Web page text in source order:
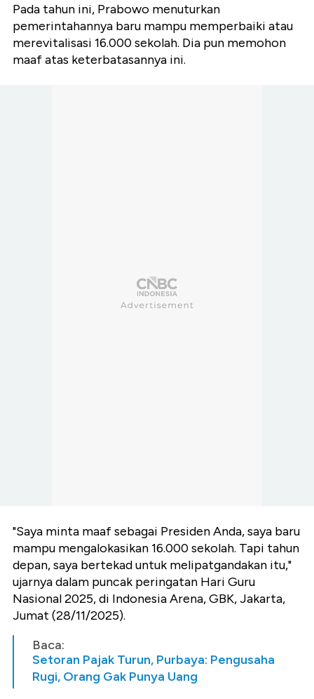
Pada tahun ini, Prabowo menuturkan
pemerintahannya baru mampu memperbaiki atau
merevitalisasi 16.000 sekolah. Dia pun memohon
maaf atas keterbatasannya ini.
"Saya minta maaf sebagai Presiden Anda, saya baru
mampu mengalokasikan 16.000 sekolah. Tapi tahun
depan, saya bertekad untuk melipatgandakan itu,"
ujarnya dalam puncak peringatan Hari Guru
Nasional 2025, di Indonesia Arena, GBK, Jakarta,
Jumat (28/11/2025).
Baca:
Setoran Pajak Turun, Purbaya: Pengusaha
Rugi, Orang Gak Punya Uang